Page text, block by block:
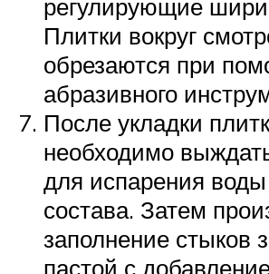
регулирующие
Плитки вокруг
обрезаются при
абразивного
После укладки
необходимо
для испарения воды
состава. Затем
заполнение стыков
пастой с